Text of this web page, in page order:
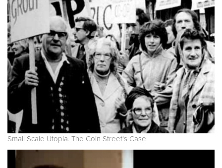
Small Scale Utopia. The Coin Street's Case